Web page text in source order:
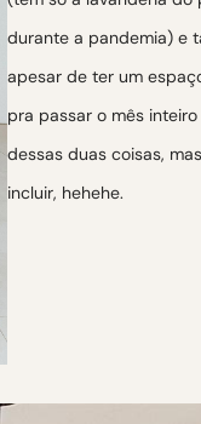
durante a pandemia) e
apesar de ter um
pra passar o mês
dessas duas coisas,
incluir, hehehe.